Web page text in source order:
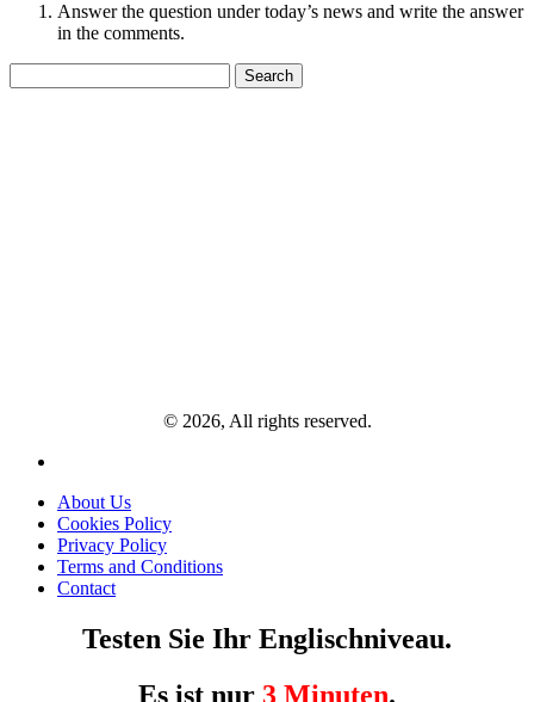
Answer the question under today’s news and write the answer
in the comments.
for:
© 2026, All rights reserved.
About Us
Cookies Policy
Privacy Policy
Terms and Conditions
Contact
Testen Sie Ihr Englischniveau.
Es ist nur 3 Minuten.